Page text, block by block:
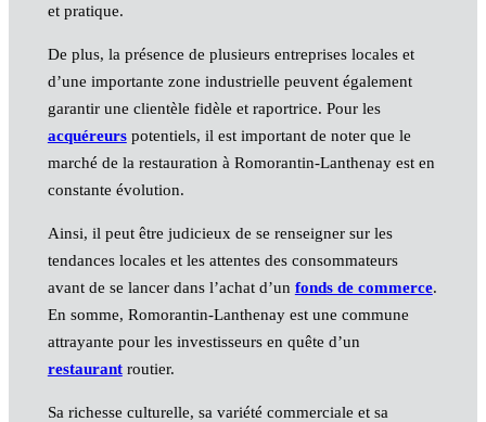
et pratique.
De plus, la présence de plusieurs entreprises locales et
d’une importante zone industrielle peuvent également
garantir une clientèle fidèle et raportrice. Pour les
acquéreurspotentiels, il est important de noter que le
marché de la restauration à Romorantin-Lanthenay est en
constante évolution.
Ainsi, il peut être judicieux de se renseigner sur les
tendances locales et les attentes des consommateurs
avant de se lancer dans l’achat d’un fonds de commerce.
En somme, Romorantin-Lanthenay est une commune
attrayante pour les investisseurs en quête d’un
restaurantroutier.
Sa richesse culturelle, sa variété commerciale et sa